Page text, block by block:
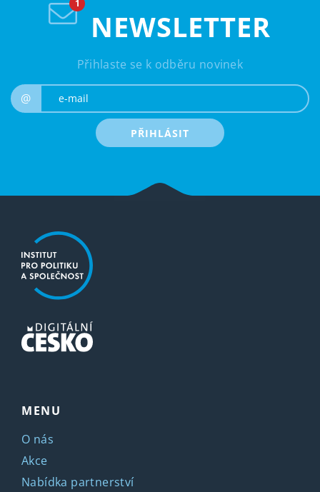
NEWSLETTER
Přihlaste se k odběru novinek
@
PŘIHLÁSIT
MENU
O nás
Akce
Nabídka partnerství